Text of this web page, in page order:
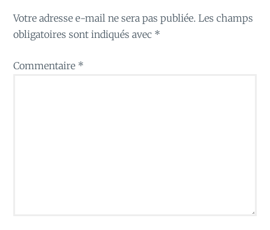
Votre adresse e-mail ne sera pas publiée. Les champs
obligatoires sont indiqués avec *
Commentaire *